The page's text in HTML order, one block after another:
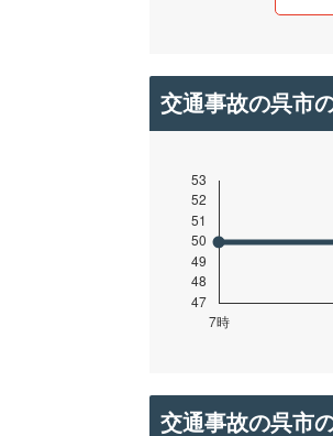
交通事故の呉市
交通事故の呉市